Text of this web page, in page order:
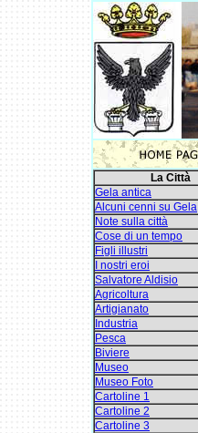
La Città
Gela antica
Alcuni cenni su Gela
Note sulla città
Cose di un tempo
Figli illustri
I nostri eroi
Salvatore Aldisio
Agricoltura
Artigianato
Industria
Pesca
Biviere
Museo
Museo Foto
Cartoline 1
Cartoline 2
Cartoline 3